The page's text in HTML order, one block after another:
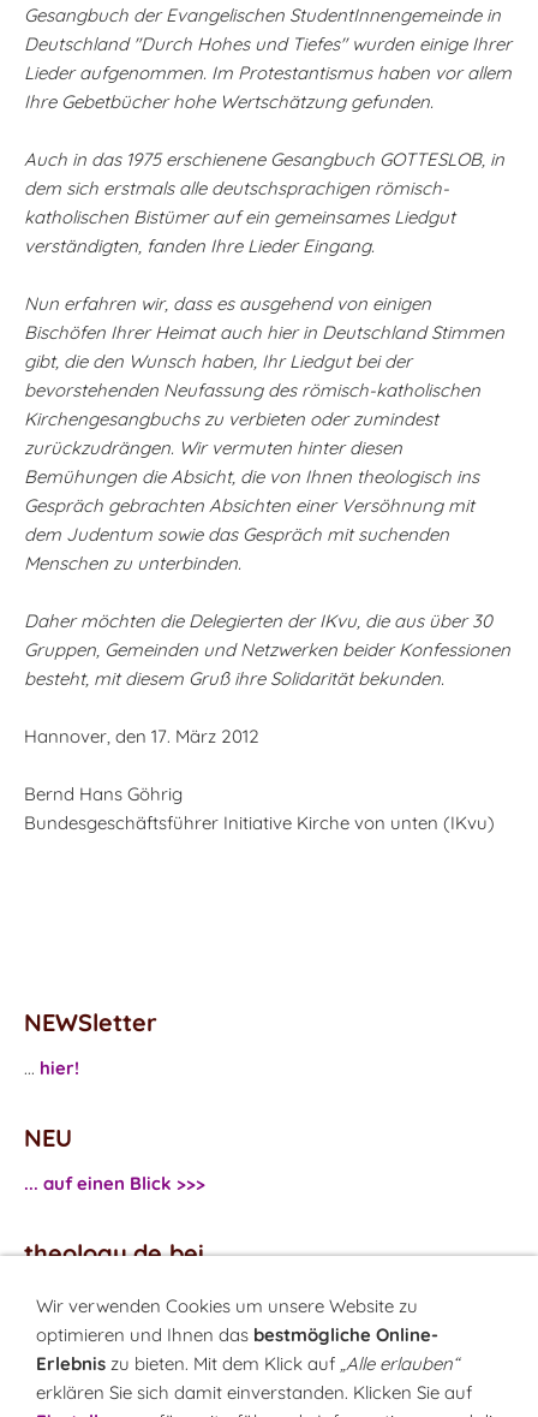
Gesangbuch der Evangelischen StudentInnengemeinde in
Deutschland "Durch Hohes und Tiefes" wurden einige Ihrer
Lieder aufgenommen. Im Protestantismus haben vor allem
Ihre Gebetbücher hohe Wertschätzung gefunden.
Auch in das 1975 erschienene Gesangbuch GOTTESLOB, in
dem sich erstmals alle deutschsprachigen römisch-
katholischen Bistümer auf ein gemeinsames Liedgut
verständigten, fanden Ihre Lieder Eingang.
Nun erfahren wir, dass es ausgehend von einigen
Bischöfen Ihrer Heimat auch hier in Deutschland Stimmen
gibt, die den Wunsch haben, Ihr Liedgut bei der
bevorstehenden Neufassung des römisch-katholischen
Kirchengesangbuchs zu verbieten oder zumindest
zurückzudrängen. Wir vermuten hinter diesen
Bemühungen die Absicht, die von Ihnen theologisch ins
Gespräch gebrachten Absichten einer Versöhnung mit
dem Judentum sowie das Gespräch mit suchenden
Menschen zu unterbinden.
Daher möchten die Delegierten der IKvu, die aus über 30
Gruppen, Gemeinden und Netzwerken beider Konfessionen
besteht, mit diesem Gruß ihre Solidarität bekunden.
Hannover, den 17. März 2012
Bernd Hans Göhrig
Bundesgeschäftsführer Initiative Kirche von unten (IKvu)
NEWSletter
... hier!
NEU
... auf einen Blick >>>
theology.de bei
...Facebook
...Twitter
Monatsrätsel
Wir verwenden Cookies um unsere Website zu
optimieren und Ihnen das bestmögliche Online-
Erlebnis zu bieten. Mit dem Klick auf „Alle erlauben“
erklären Sie sich damit einverstanden. Klicken Sie auf